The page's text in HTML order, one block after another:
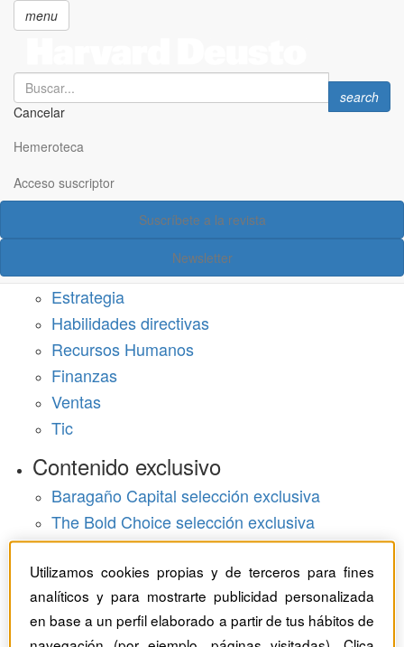
principal
menu
Search
Cancelar
Search
search
Hemeroteca
Acceso suscriptor
Suscríbete a la revista
Newsletter
Acceso suscriptor
Estrategia
Habilidades directivas
Recursos Humanos
Finanzas
Ventas
Tic
Contenido exclusivo
Baragaño Capital selección exclusiva
The Bold Choice selección exclusiva
Top Employers selección exclusiva
Hemeroteca
Monográficos
Utilizamos cookies propias y de terceros para fines
analíticos y para mostrarte publicidad personalizada
en base a un perfil elaborado a partir de tus hábitos de